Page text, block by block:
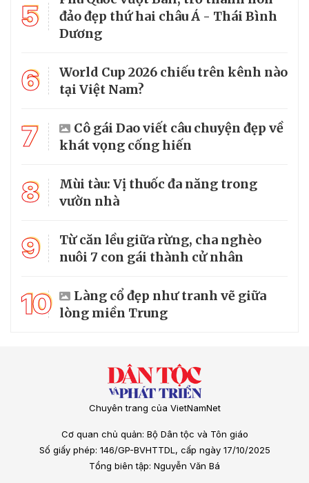
5
đảo đẹp thứ hai châu Á - Thái Bình
Dương
6
World Cup 2026 chiếu trên kênh nào
tại Việt Nam?
7
Cô gái Dao viết câu chuyện đẹp về
khát vọng cống hiến
8
Mùi tàu: Vị thuốc đa năng trong
vườn nhà
9
Từ căn lều giữa rừng, cha nghèo
nuôi 7 con gái thành cử nhân
10
Làng cổ đẹp như tranh vẽ giữa
lòng miền Trung
Chuyên trang của VietNamNet
Cơ quan chủ quản: Bộ Dân tộc và Tôn giáo
Số giấy phép: 146/GP-BVHTTDL, cấp ngày 17/10/2025
Tổng biên tập: Nguyễn Văn Bá